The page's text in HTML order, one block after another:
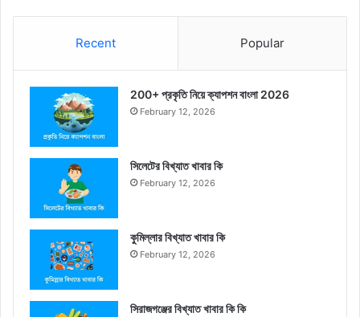
Recent Popular
200+ প্রকৃতি নিয়ে ক্যাপশন বাংলা 2026
February 12, 2026
সিলেটের বিখ্যাত খাবার কি
February 12, 2026
কুমিল্লার বিখ্যাত খাবার কি
February 12, 2026
সিরাজগঞ্জের বিখ্যাত খাবার কি কি